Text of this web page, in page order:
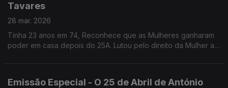
Tavares
28 mar. 2026
Tinha 23 anos em 74, Reconhece que as Mulheres ganharam
poder em casa depois do 25A. Lutou pelo direito da Mulher ao
Emissão Especial - O 25 de Abril de António